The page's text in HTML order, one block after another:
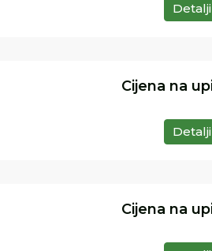
Detalji
Cijena na
Detalji
Cijena na